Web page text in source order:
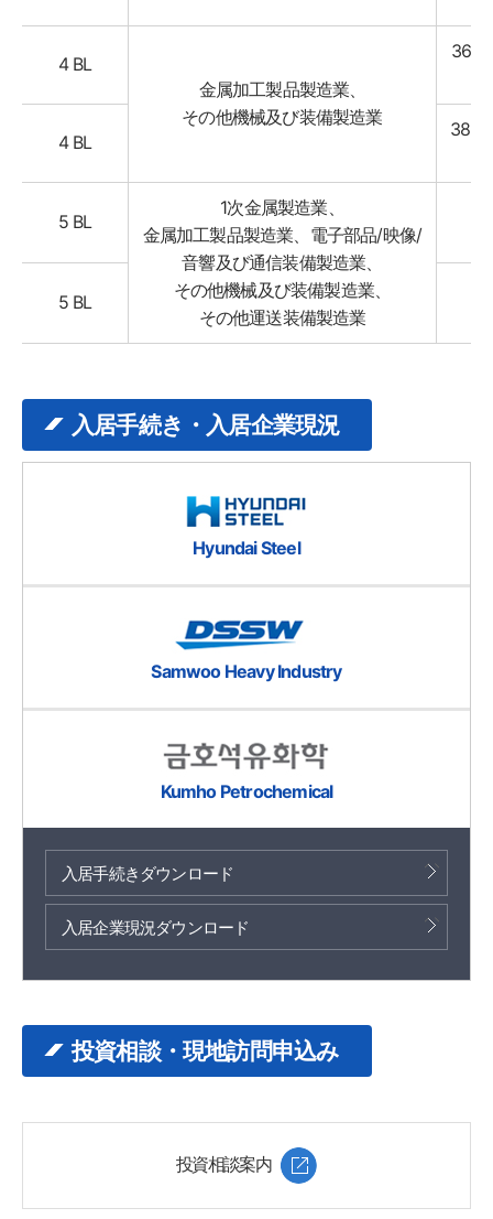
4 BL
金属加工製品製造業、
その他機械及び装備製造業
4 BL
5 BL
1次金属製造業、
金属加工製品製造業、電子部品/映像/
音響及び通信装備製造業、
その他機械及び装備製造業、
その他運送装備製造業
5 BL
入居手続き・入居企業現況
Hyundai Steel
Samwoo Heavy Industry
Kumho Petrochemical
入居手続きダウンロード
入居企業現況ダウンロード
投資相談・現地訪問申込み
投資相談案内